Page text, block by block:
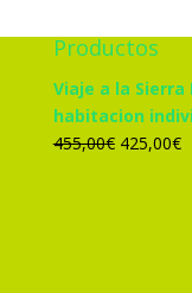
Productos
Viaje a la Sierra
habitacion
455,00€ El
425,00€El